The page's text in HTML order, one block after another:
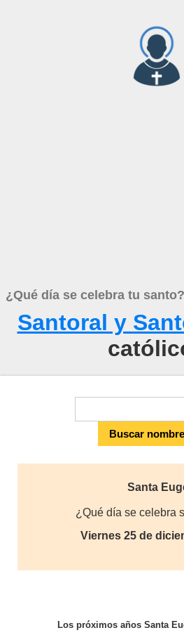
¿Qué día se celebra tu
Santoral y
Santa
¿Qué día se celebra
Viernes 25 de
Los próximos años Santa